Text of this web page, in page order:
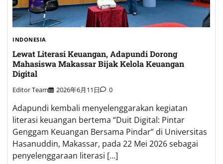
INDONESIA
Lewat Literasi Keuangan, Adapundi Dorong
Mahasiswa Makassar Bijak Kelola Keuangan
Digital
Editor Team 2026年6月11日 0
Adapundi kembali menyelenggarakan kegiatan
literasi keuangan bertema “Duit Digital: Pintar
Genggam Keuangan Bersama Pindar” di Universitas
Hasanuddin, Makassar, pada 22 Mei 2026 sebagai
penyelenggaraan literasi […]